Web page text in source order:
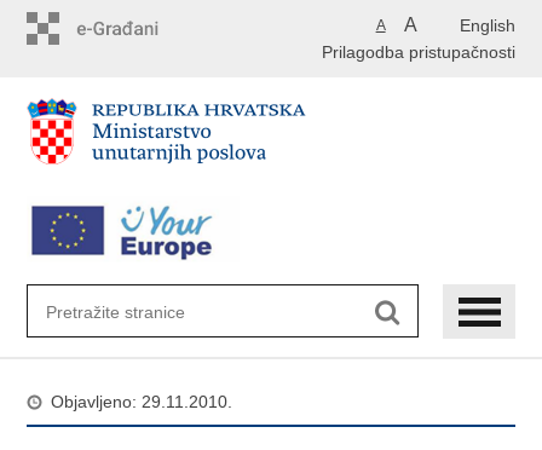
English
A A
Prilagodba pristupačnosti
Objavljeno: 29.11.2010.